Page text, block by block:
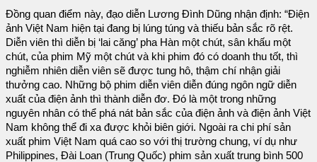
Đồng quan điểm này, đạo diễn Lương Đình Dũng nhận định: “Điện
ảnh Việt Nam hiện tại đang bị lúng túng và thiếu bản sắc rõ rệt.
Diễn viên thì diễn bị ‘lai căng’ pha Hàn một chút, sân khấu một
chút, của phim Mỹ một chút và khi phim đó có doanh thu tốt, thì
nghiễm nhiên diễn viên sẽ được tung hô, thậm chí nhận giải
thưởng cao. Những bộ phim diễn viên diễn đúng ngôn ngữ diễn
xuất của điện ảnh thì thành diễn đơ. Đó là một trong những
nguyên nhân có thể phá nát bản sắc của điện ảnh và điện ảnh Việt
Nam không thể đi xa được khỏi biên giới. Ngoài ra chi phí sản
xuất phim Việt Nam quá cao so với thị trường chung, ví dụ như
Philippines, Đài Loan (Trung Quốc) phim sản xuất trung bình 500